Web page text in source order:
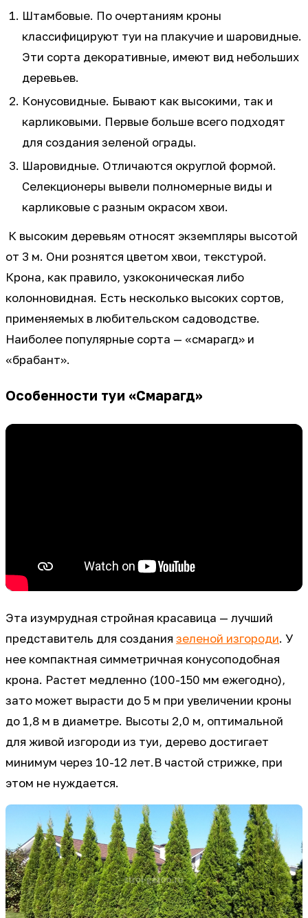
Штамбовые. По очертаниям кроны
классифицируют туи на плакучие и шаровидные.
Эти сорта декоративные, имеют вид небольших
деревьев.
Конусовидные. Бывают как высокими, так и
карликовыми. Первые больше всего подходят
для создания зеленой ограды.
Шаровидные. Отличаются округлой формой.
Селекционеры вывели полномерные виды и
карликовые с разным окрасом хвои.
К высоким деревьям относят экземпляры высотой
от 3 м. Они рознятся цветом хвои, текстурой.
Крона, как правило, узкоконическая либо
колонновидная. Есть несколько высоких сортов,
применяемых в любительском садоводстве.
Наиболее популярные сорта — «смарагд» и
«брабант».
Особенности туи «Смарагд»
Эта изумрудная стройная красавица — лучший
представитель для создания зеленой изгороди. У
нее компактная симметричная конусоподобная
крона. Растет медленно (100-150 мм ежегодно),
зато может вырасти до 5 м при увеличении кроны
до 1,8 м в диаметре. Высоты 2,0 м, оптимальной
для живой изгороди из туи, дерево достигает
минимум через 10-12 лет.В частой стрижке, при
этом не нуждается.